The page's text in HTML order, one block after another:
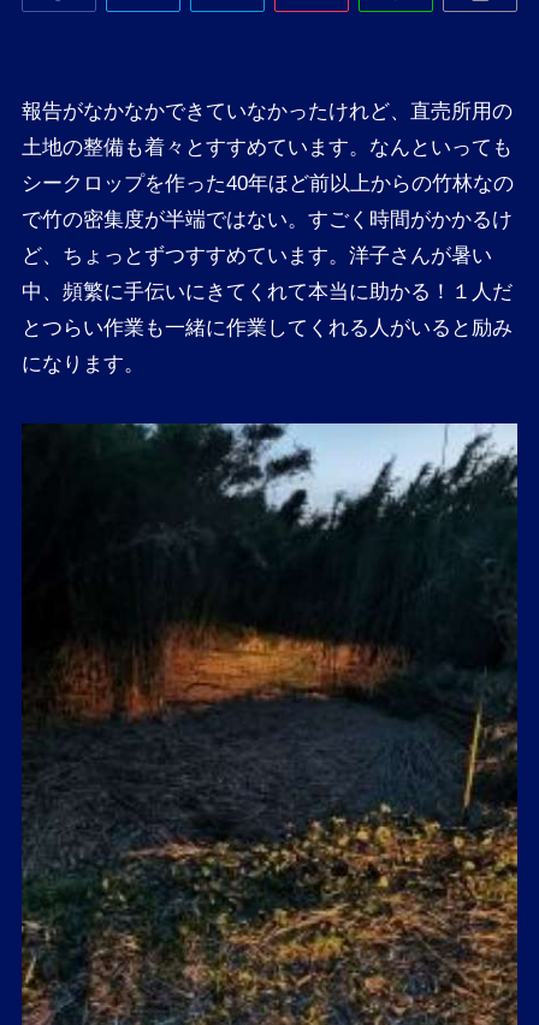
報告がなかなかできていなかったけれど、直売所用の
土地の整備も着々とすすめています。なんといっても
シークロップを作った40年ほど前以上からの竹林なの
で竹の密集度が半端ではない。すごく時間がかかるけ
ど、ちょっとずつすすめています。洋子さんが暑い
中、頻繁に手伝いにきてくれて本当に助かる！１人だ
とつらい作業も一緒に作業してくれる人がいると励み
になります。